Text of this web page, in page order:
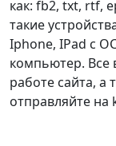
как: fb2, txt, rtf,
такие
Iphone, IPad с
компьютер.
работе сайта, а
отправляйте на